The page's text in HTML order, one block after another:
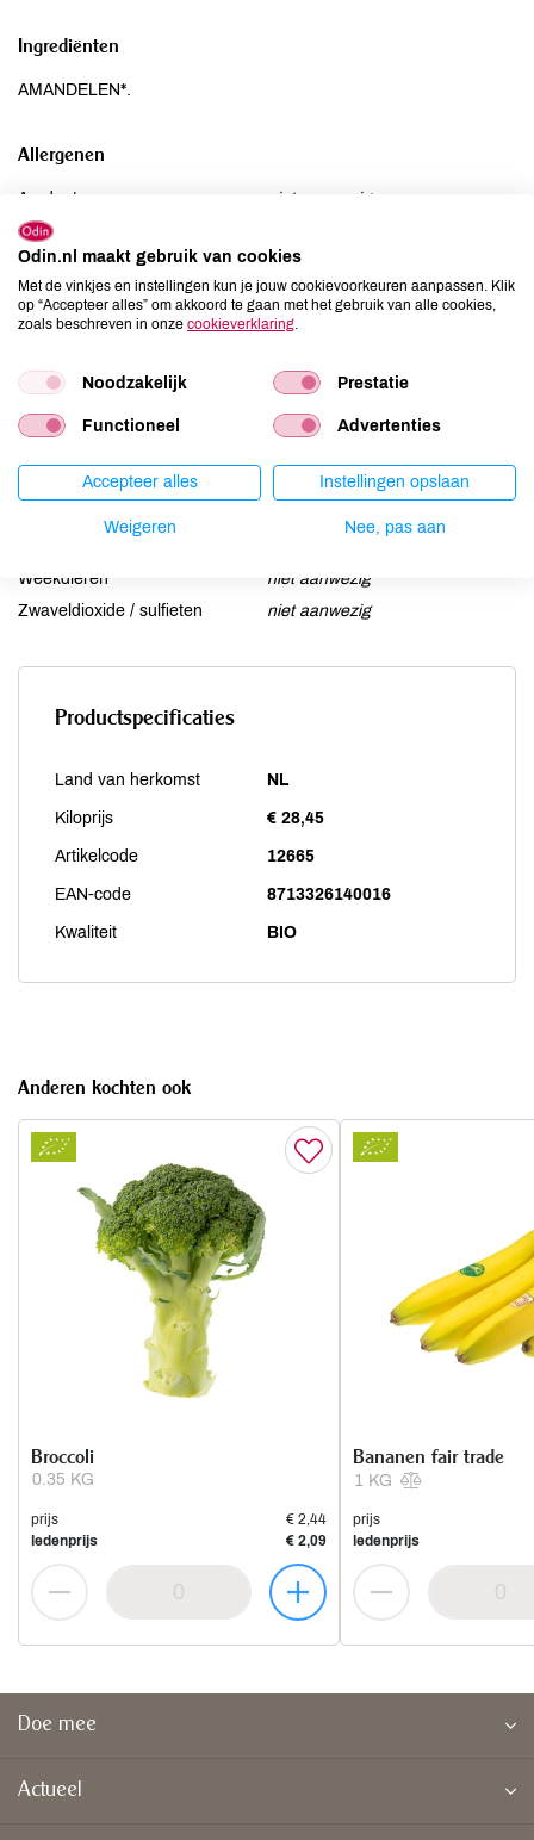
Ingrediënten
AMANDELEN*.
Allergenen
Aardnoten
niet aanwezig
Ei
Gluten
kan bevatten
Lactose
niet aanwezig
Lupine
niet aanwezig
Noten
aanwezig
Schaaldieren
niet aanwezig
kan bevatten
Weekdieren
niet aanwezig
Zwaveldioxide / sulfieten
niet aanwezig
Productspecificaties
Land van herkomst NL
Kiloprijs € 28,45
Artikelcode 12665
EAN-code 8713326140016
Kwaliteit BIO
Anderen kochten ook
0.35 KG
Broccoli
prijs
€ 2,44
ledenprijs
€ 2,09
1 KG
Bananen fair trade
prijs
ledenprijs
Doe mee
Actueel
Odin.nl maakt gebruik van cookies
Met de vinkjes en instellingen kun je jouw cookievoorkeuren aanpassen. Klik
op “Accepteer alles” om akkoord te gaan met het gebruik van alle cookies,
zoals beschreven in onze cookieverklaring.
Noodzakelijk Prestatie
Functioneel Advertenties
Accepteer alles Instellingen opslaan
Weigeren Nee, pas aan